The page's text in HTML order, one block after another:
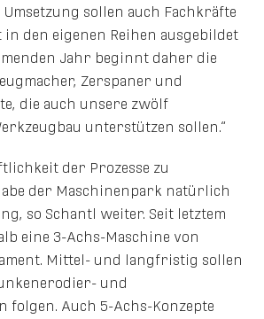
sollen auch Fachkräfte
den eigenen Reihen ausgebildet
Jahr beginnt daher die
Zerspaner und
die auch unsere zwölf
unterstützen sollen.“
der Prozesse zu
der Maschinenpark natürlich
so Schantl weiter. Seit letztem
eine 3-Achs-Maschine von
Mittel- und langfristig sollen
und
folgen. Auch 5-Achs-Konzepte